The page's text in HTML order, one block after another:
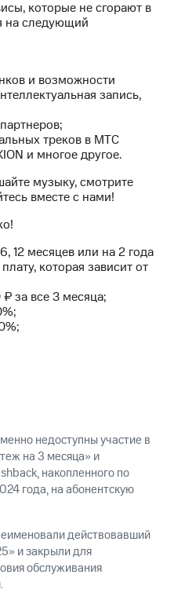
которые не сгорают в
на следующий
и возможности
запись,
треков в МТС
и многое другое.
музыку, смотрите
вместе с нами!
12 месяцев или на 2 года
которая зависит от
за все 3 месяца;
недоступны участие в
на 3 месяца» и
накопленного по
года, на абонентскую
действовавший
и закрыли для
обслуживания